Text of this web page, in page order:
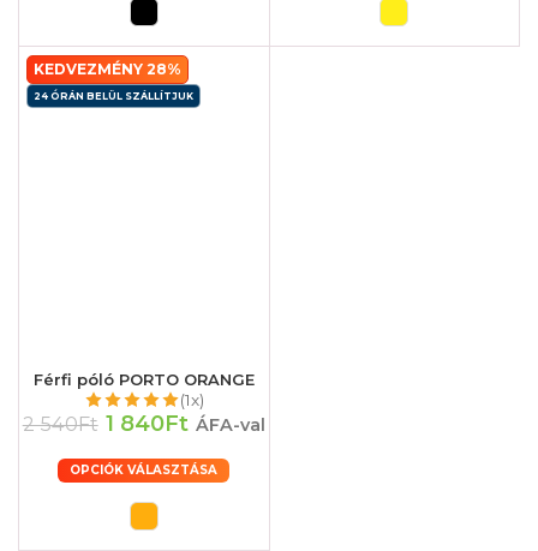
KEDVEZMÉNY 28%
24 ÓRÁN BELÜL SZÁLLÍTJUK
Férfi póló PORTO ORANGE
(1x)
2 540Ft 1 840Ft ÁFA-val
OPCIÓK VÁLASZTÁSA